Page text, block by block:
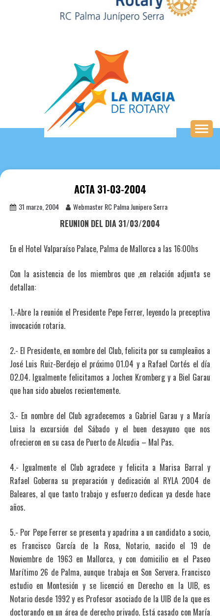
ACTA 31-03-2004
31 marzo, 2004 Webmaster RC Palma Junipero Serra
REUNION DEL DIA 31/03/2004
En el Hotel Valparaíso Palace, Palma de Mallorca a las 16:00hs
Con la asistencia de los miembros que ,en relación adjunta se
detallan:
1.-Abre la reunión el Presidente Pepe Ferrer, leyendo la preceptiva
invocación rotaria.
2.- El Presidente, en nombre del Club, felicita por su cumpleaños a
José Luis Ruiz-Berdejo el próximo 01.04 y a Rafael Cortés el día
02.04. Igualmente felicitamos a Jochen Kromberg y a Biel Garau
que han sido abuelos recientemente.
3.- En nombre del Club agradecemos a Gabriel Garau y a María
Luisa la excursión del Sábado y el buen desayuno que nos
ofrecieron en su casa de Puerto de Alcudia – Mal Pas.
4.- Igualmente el Club agradece y felicita a Marisa Barral y
Rafael Goberna su preparación y dedicación al RYLA 2004 de
Baleares, al que tanto trabajo y esfuerzo dedican ya desde hace
años.
5.- Por Pepe Ferrer se presenta y apadrina a un candidato a socio,
es Francisco García de la Rosa, Notario, nacido el 19 de
Noviembre de 1963 en Mallorca, y con domicilio en el Paseo
Marítimo 26 de Palma, aunque trabaja en Son Servera. Francisco
estudio en Montesión y se licenció en Derecho en la UIB, es
Notario desde 1992 y es Profesor asociado de la UIB de la que es
doctorando en un área de derecho privado. Está casado con María